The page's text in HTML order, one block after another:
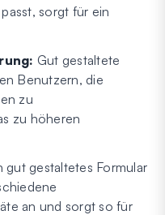
sorgt für ein
Gut gestaltete
Benutzern, die
zu
zu höheren
gut gestaltetes Formular
an und sorgt so für